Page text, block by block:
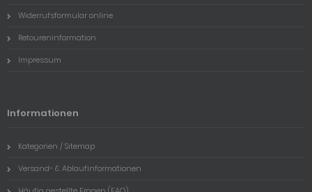
Widerrufsformular online
Retoureninformation
Impressum
Informationen
Kategorien / Sitemap
Versand- & Ablaufinformationen